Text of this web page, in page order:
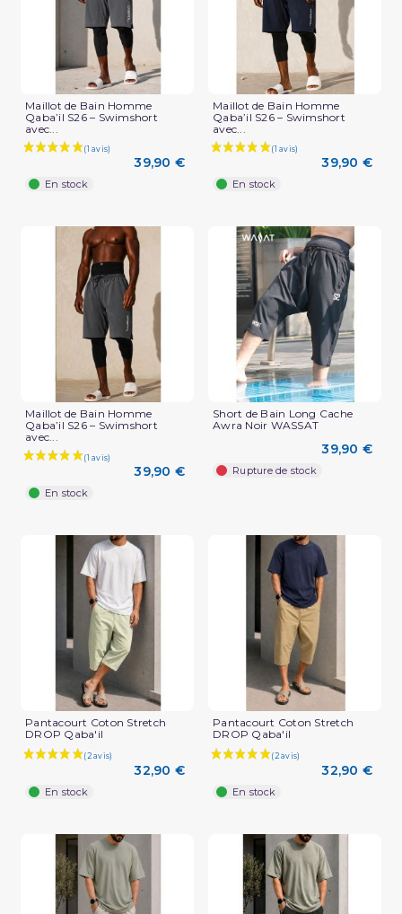
Maillot de Bain Homme
Qaba’il S26 – Swimshort
avec...
39,90 €
En stock
Maillot de Bain Homme
Qaba’il S26 – Swimshort
avec...
39,90 €
En stock
Maillot de Bain Homme
Qaba’il S26 – Swimshort
avec...
39,90 €
En stock
Short de Bain Long Cache
Awra Noir WASSAT
39,90 €
Rupture de stock
Pantacourt Coton Stretch
DROP Qaba'il
32,90 €
En stock
Pantacourt Coton Stretch
DROP Qaba'il
32,90 €
En stock